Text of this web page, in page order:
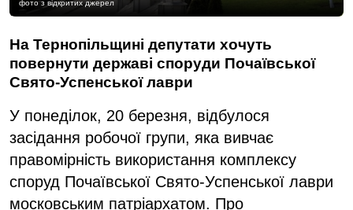
фото з відкритих джерел
На Тернопільщині депутати хочуть
повернути державі споруди Почаївської
Свято-Успенської лаври
У понеділок, 20 березня, відбулося
засідання робочої групи, яка вивчає
правомірність використання комплексу
споруд Почаївської Свято-Успенської лаври
московським патріархатом. Про